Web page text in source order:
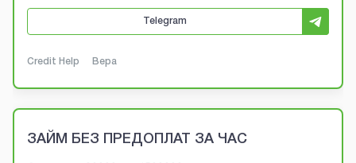
Telegram
Credit Help Вера
ЗАЙМ БЕЗ ПРЕДОПЛАТ ЗА ЧАС